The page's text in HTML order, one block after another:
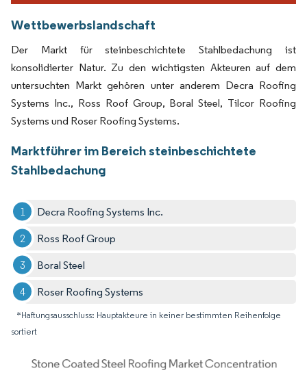
Wettbewerbslandschaft
Der Markt für steinbeschichtete Stahlbedachung ist
konsolidierter Natur. Zu den wichtigsten Akteuren auf dem
untersuchten Markt gehören unter anderem Decra Roofing
Systems Inc., Ross Roof Group, Boral Steel, Tilcor Roofing
Systems und Roser Roofing Systems.
Marktführer im Bereich steinbeschichtete
Stahlbedachung
Decra Roofing Systems Inc.
Ross Roof Group
Boral Steel
Roser Roofing Systems
*Haftungsausschluss: Hauptakteure in keiner bestimmten Reihenfolge
sortiert